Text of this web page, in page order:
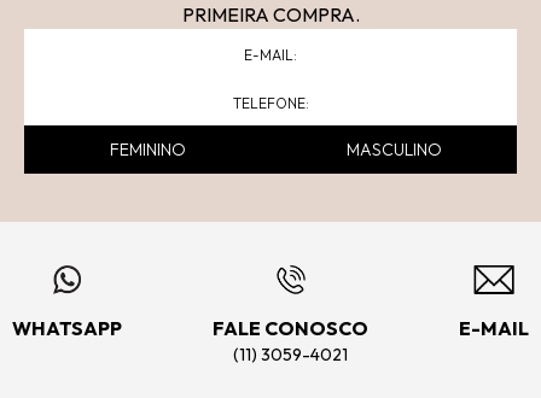
PRIMEIRA COMPRA.
FEMININO MASCULINO
WHATSAPP FALE CONOSCO
(11) 3059-4021
E-MAIL